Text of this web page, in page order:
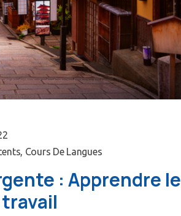
, Cours De Langues
: Apprendre le